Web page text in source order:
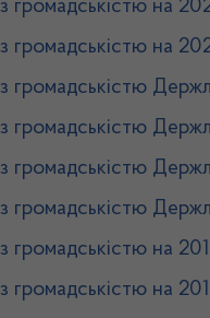
громадськістю на
громадськістю на
громадськістю
громадськістю
громадськістю
громадськістю
громадськістю на
громадськістю на